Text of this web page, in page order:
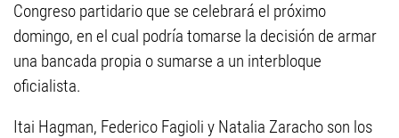
Congreso partidario que se celebrará el próximo
domingo, en el cual podría tomarse la decisión de armar
una bancada propia o sumarse a un interbloque
oficialista.
Itai Hagman, Federico Fagioli y Natalia Zaracho son los